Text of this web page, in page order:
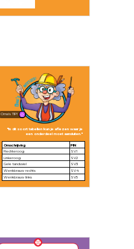
Omschrijving
PIN
Rechteroog
SV1
Linkeroog
SV2
Gele tandwiel
SV3
Wenkbrauw rechts
SV4
Wenkbrauw links
SV5
"In dit soort tabellen kun je aflezen waar je
een onderdeel moet aansluiten."
Oma's TIP!